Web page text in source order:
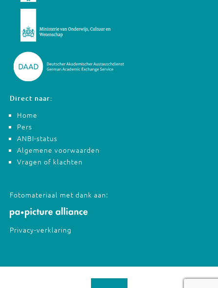
Direct naar:
Home
Pers
ANBI-status
Algemene voorwaarden
Vragen of klachten
Fotomateriaal met dank aan:
Privacy-verklaring